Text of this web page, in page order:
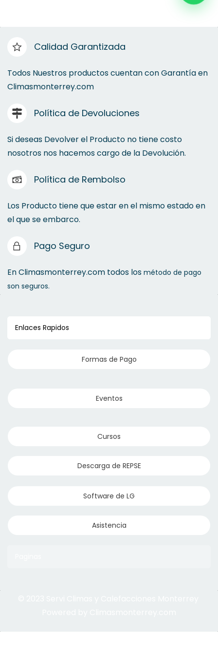
Calidad Garantizada
Todos Nuestros productos cuentan con Garantía en
Climasmonterrey.com
Política de Devoluciones
Si deseas Devolver el Producto no tiene costo
nosotros nos hacemos cargo de la Devolución.
Política de Rembolso
Los Producto tiene que estar en el mismo estado en
el que se embarco.
Pago Seguro
En Climasmonterrey.com todos los método de pago
son seguros.
Enlaces Rapidos
Formas de Pago
Eventos
Cursos
Descarga de REPSE
Software de LG
Asistencia